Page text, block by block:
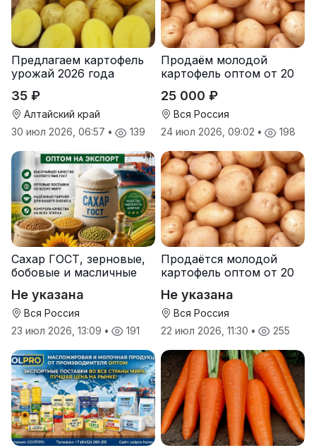
Предлагаем картофель
урожай 2026 года
35 ₽
Алтайский край
30 июл 2026, 06:57 • 139
Продаём молодой
картофель оптом от 20
25 000 ₽
Вся Россия
24 июл 2026, 09:02 • 198
Сахар ГОСТ, зерновые,
бобовые и масличные
Не указана
Вся Россия
23 июл 2026, 13:09 • 191
Продаётся молодой
картофель оптом от 20
Не указана
Вся Россия
22 июл 2026, 11:30 • 255